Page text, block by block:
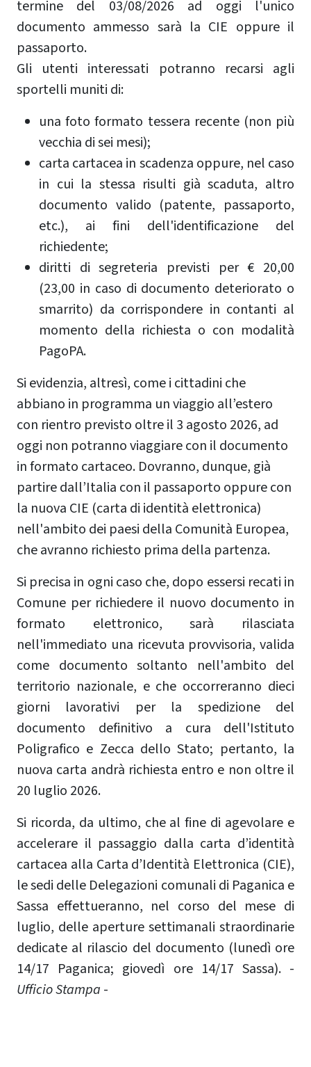
termine del 03/08/2026 ad oggi l'unico
documento ammesso sarà la CIE oppure il
passaporto.
Gli utenti interessati potranno recarsi agli
sportelli muniti di:
una foto formato tessera recente (non più
vecchia di sei mesi);
carta cartacea in scadenza oppure, nel caso
in cui la stessa risulti già scaduta, altro
documento valido (patente, passaporto,
etc.), ai fini dell'identificazione del
richiedente;
diritti di segreteria previsti per € 20,00
(23,00 in caso di documento deteriorato o
smarrito) da corrispondere in contanti al
momento della richiesta o con modalità
PagoPA.
Si evidenzia, altresì, come i cittadini che
abbiano in programma un viaggio all’estero
con rientro previsto oltre il 3 agosto 2026, ad
oggi non potranno viaggiare con il documento
in formato cartaceo. Dovranno, dunque, già
partire dall’Italia con il passaporto oppure con
la nuova CIE (carta di identità elettronica)
nell'ambito dei paesi della Comunità Europea,
che avranno richiesto prima della partenza.
Si precisa in ogni caso che, dopo essersi recati in
Comune per richiedere il nuovo documento in
formato elettronico, sarà rilasciata
nell'immediato una ricevuta provvisoria, valida
come documento soltanto nell'ambito del
territorio nazionale, e che occorreranno dieci
giorni lavorativi per la spedizione del
documento definitivo a cura dell'Istituto
Poligrafico e Zecca dello Stato; pertanto, la
nuova carta andrà richiesta entro e non oltre il
20 luglio 2026.
Si ricorda, da ultimo, che al fine di agevolare e
accelerare il passaggio dalla carta d’identità
cartacea alla Carta d’Identità Elettronica (CIE),
le sedi delle Delegazioni comunali di Paganica e
Sassa effettueranno, nel corso del mese di
luglio, delle aperture settimanali straordinarie
dedicate al rilascio del documento (lunedì ore
14/17 Paganica; giovedì ore 14/17 Sassa). -
Ufficio Stampa -